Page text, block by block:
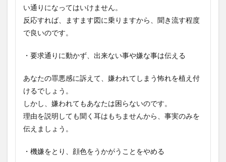
い通りになってはいけません。
反応すれば、ますます図に乗りますから、聞き流す程度
で良いのです。
・要求通りに動かず、出来ない事や嫌な事は伝える
あなたの罪悪感に訴えて、嫌われてしまう怖れを植え付
けるでしょう。
しかし、嫌われてもあなたは困らないのです。
理由を説明しても聞く耳はもちませんから、事実のみを
伝えましょう。
・機嫌をとり、顔色をうかがうことをやめる